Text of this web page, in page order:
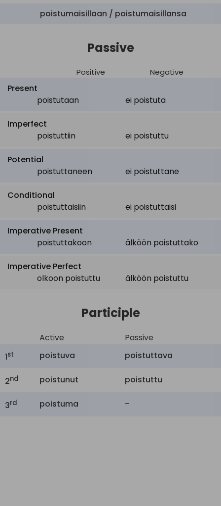
poistumaisillaan / poistumaisillansa
Passive
Positive Negative
Present
poistutaan
ei poistuta
Imperfect
poistuttiin
ei poistuttu
Potential
poistuttaneen
ei poistuttane
Conditional
poistuttaisiin
ei poistuttaisi
Imperative Present
poistuttakoon
älköön poistuttako
Imperative Perfect
olkoon poistuttu
älköön poistuttu
Participle
Active
Passive
1st poistuva poistuttava
2nd poistunut poistuttu
3rd poistuma -